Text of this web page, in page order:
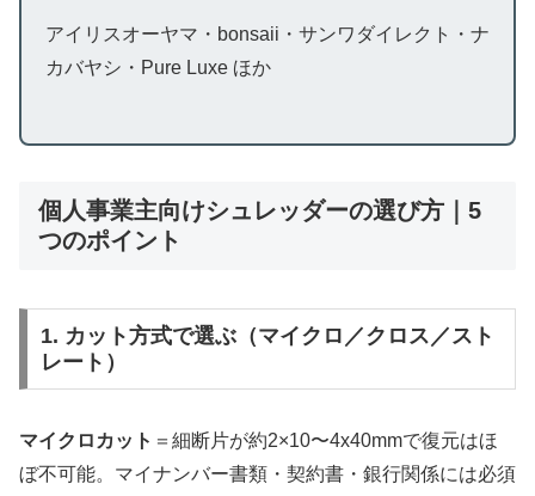
アイリスオーヤマ・bonsaii・サンワダイレクト・ナ
カバヤシ・Pure Luxe ほか
個人事業主向けシュレッダーの選び方｜5
つのポイント
1. カット方式で選ぶ（マイクロ／クロス／スト
レート）
マイクロカット ＝細断片が約2×10〜4x40mmで復元はほ
ぼ不可能。マイナンバー書類・契約書・銀行関係には必須